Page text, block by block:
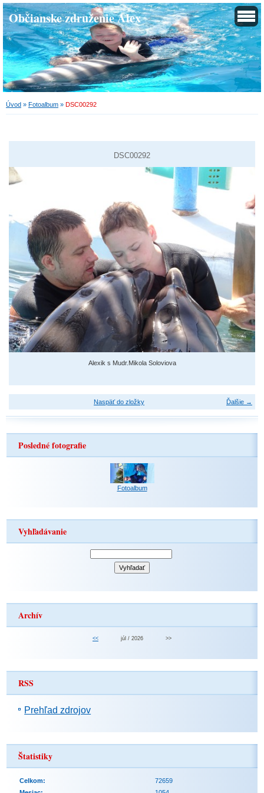
Občianske združenie Alex
Úvod » Fotoalbum » DSC00292
DSC00292
Alexik s Mudr.Mikola Soloviova
Ďalšie →
Naspäť do zložky
Posledné fotografie
Fotoalbum
Vyhľadávanie
Archív
<< júl / 2026 >>
RSS
Prehľad zdrojov
Štatistiky
Celkom:
72659